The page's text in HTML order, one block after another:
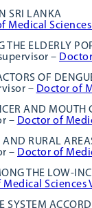
SRI LANKA
Medical Sciences
THE ELDERLY
–
OF
– Doctor of
AND MOUTH
– Doctor of
RURAL
– Doctor of
THE LOW-
Sciences
SYSTEM